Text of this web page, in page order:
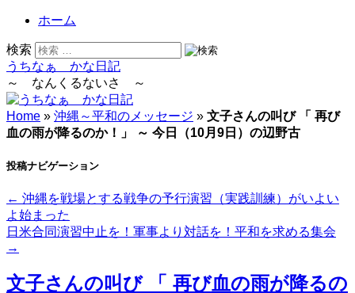
ホーム
検索
うちなぁ かな日記
～ なんくるないさ ～
Home » 沖縄～平和のメッセージ » 文子さんの叫び 「 再び
血の雨が降るのか！」 ～ 今日（10月9日）の辺野古
投稿ナビゲーション
← 沖縄を戦場とする戦争の予行演習（実践訓練）がいよい
よ始まった
日米合同演習中止を！軍事より対話を！平和を求める集会
→
文子さんの叫び 「 再び血の雨が降るの